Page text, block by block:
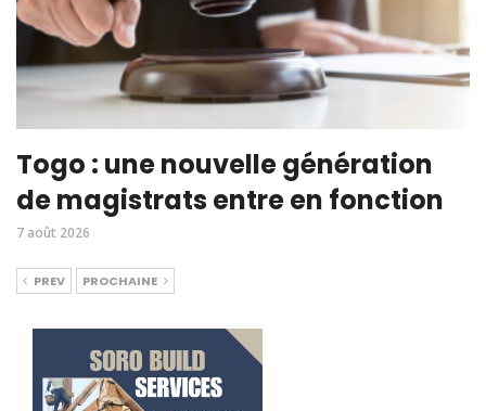
Togo : une nouvelle génération
de magistrats entre en fonction
7 août 2026
PREV PROCHAINE